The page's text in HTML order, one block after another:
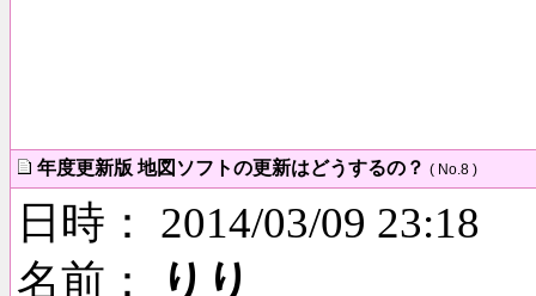
年度更新版 地図ソフトの更新はどうするの？ ( No.8 )
日時： 2014/03/09 23:18
名前：
りり